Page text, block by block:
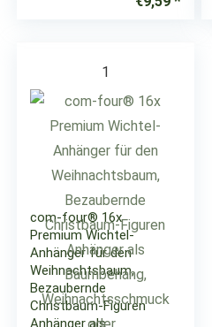
1
com-four® 16x
Premium Wichtel-
Anhänger für den
Weihnachtsbaum,
Bezaubernde
Christbaum-Figuren
Anhänger als